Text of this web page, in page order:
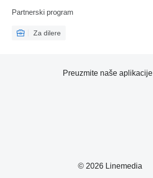
Partnerski program
Za dilere
© 2026 Linemedia
Preuzmite naše aplikacije